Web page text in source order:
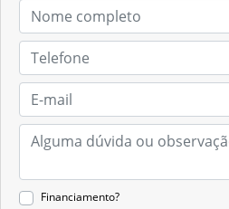
Financiamento?